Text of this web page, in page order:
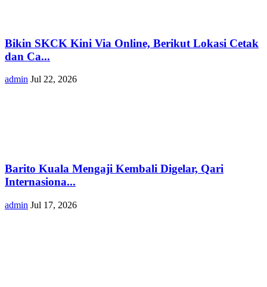
Bikin SKCK Kini Via Online, Berikut Lokasi Cetak
dan Ca...
admin Jul 22, 2026
Barito Kuala Mengaji Kembali Digelar, Qari
Internasiona...
admin Jul 17, 2026